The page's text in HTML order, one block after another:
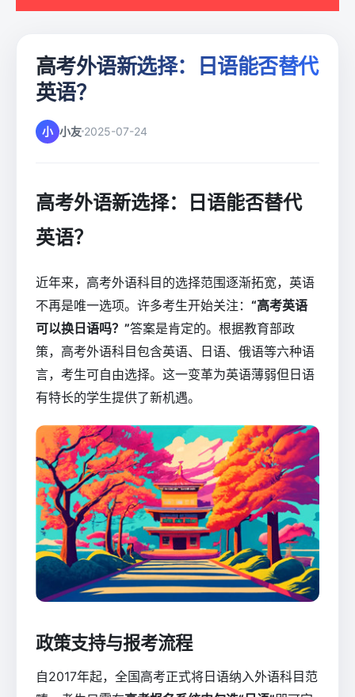
高考外语新选择：日语能否替代
英语？
小 小友 2025-07-24
高考外语新选择：日语能否替代
英语？
近年来，高考外语科目的选择范围逐渐拓宽，英语
不再是唯一选项。许多考生开始关注： “高考英语
可以换日语吗？”答案是肯定的。根据教育部政
策，高考外语科目包含英语、日语、俄语等六种语
言，考生可自由选择。这一变革为英语薄弱但日语
有特长的学生提供了新机遇。
政策支持与报考流程
自2017年起，全国高考正式将日语纳入外语科目范